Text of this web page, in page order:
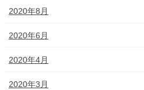
2020年8月
2020年6月
2020年4月
2020年3月